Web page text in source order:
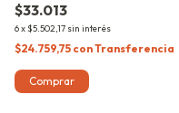
$33.013
6x $5.502,17 sin interés
$24.759,75 conTransferencia
Comprar